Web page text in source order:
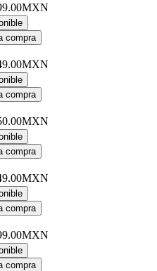
compra
compra
compra
compra
compra